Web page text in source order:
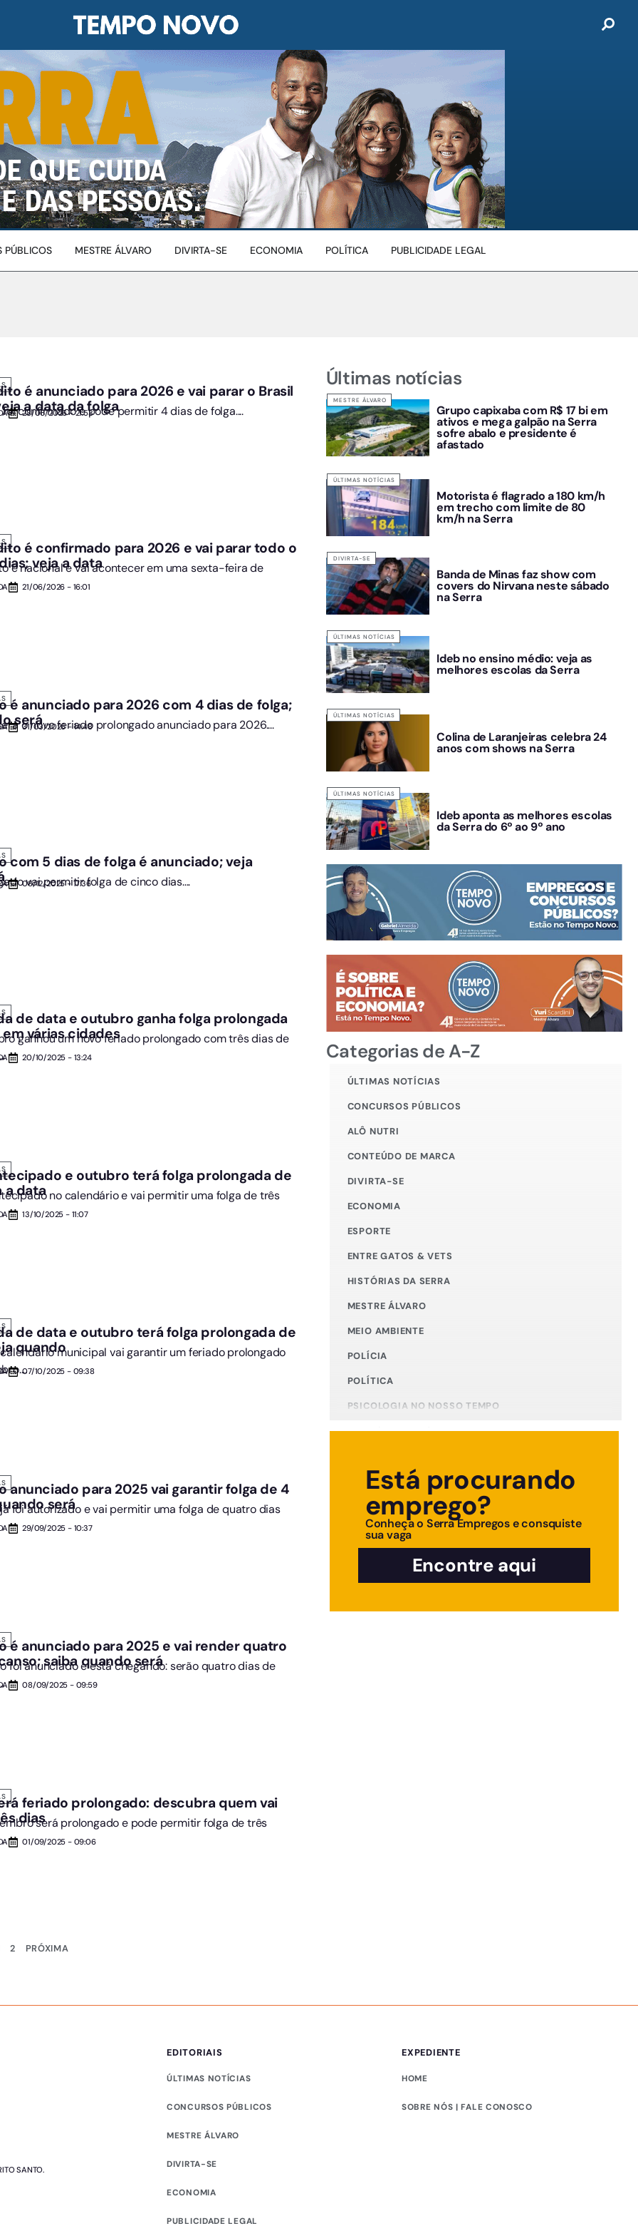
PÚBLICOS MESTRE ÁLVARO DIVIRTA-SE ECONOMIA POLÍTICA PUBLICIDADE LEGAL
é anunciado para 2026 e vai parar o Brasil
a data da folga
confirmado e pode permitir 4 dias de folga....
28/06/2026 - 21:53
é confirmado para 2026 e vai parar todo o
veja a data
é nacional e vai acontecer em uma sexta-feira de
21/06/2026 - 16:01
é anunciado para 2026 com 4 dias de folga;
será
o novo feriado prolongado anunciado para 2026....
31/03/2026 - 14:48
com 5 dias de folga é anunciado; veja
vai permitir folga de cinco dias....
08/12/2025 - 17:36
de data e outubro ganha folga prolongada
várias cidades
ganhou um novo feriado prolongado com três dias de
20/10/2025 - 13:24
e outubro terá folga prolongada de
a data no calendário e vai permitir uma folga de três
13/10/2025 - 11:07
de data e outubro terá folga prolongada de
quandomunicipal vai garantir um feriado prolongado
07/10/2025 - 09:38
anunciado para 2025 vai garantir folga de 4
será
foi autorizado e vai permitir uma folga de quatro dias
29/09/2025 - 10:37
é anunciado para 2025 e vai render quatro
saiba quando será
foi anunciado e está chegando: serão quatro dias de
08/09/2025 - 09:59
feriado prolongado: descubra quem vai
diasserá prolongado e pode permitir folga de três
01/09/2025 - 09:06
2 PRÓXIMA
Últimas notícias
MESTRE ÁLVARO
Grupo capixaba com R$ 17 bi em
ativos e mega galpão na Serra
sofre abalo e presidente é
afastado
ÚLTIMAS NOTÍCIAS
Motorista é flagrado a 180 km/h
em trecho com limite de 80
km/h na Serra
DIVIRTA-SE
Banda de Minas faz show com
covers do Nirvana neste sábado
na Serra
ÚLTIMAS NOTÍCIAS
Ideb no ensino médio: veja as
melhores escolas da Serra
ÚLTIMAS NOTÍCIAS
Colina de Laranjeiras celebra 24
anos com shows na Serra
ÚLTIMAS NOTÍCIAS
Ideb aponta as melhores escolas
da Serra do 6º ao 9º ano
Categorias de A-Z
ÚLTIMAS NOTÍCIAS
CONCURSOS PÚBLICOS
ALÔ NUTRI
CONTEÚDO DE MARCA
DIVIRTA-SE
ECONOMIA
ESPORTE
ENTRE GATOS & VETS
HISTÓRIAS DA SERRA
MESTRE ÁLVARO
MEIO AMBIENTE
POLÍCIA
POLÍTICA
PSICOLOGIA NO NOSSO TEMPO
PUBLICIDADE LEGAL
TEMPO DE CUIDAR DE SI
TEMPO NOVO MOTOR
Está procurando
emprego?
Conheça o Serra Empregos e consquiste
sua vaga
Encontre aqui
SANTO.
EDITORIAIS
ÚLTIMAS NOTÍCIAS
CONCURSOS PÚBLICOS
MESTRE ÁLVARO
DIVIRTA-SE
ECONOMIA
PUBLICIDADE LEGAL
EXPEDIENTE
HOME
SOBRE NÓS | FALE CONOSCO